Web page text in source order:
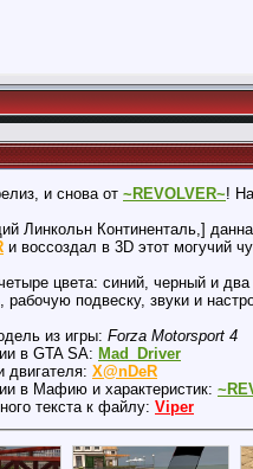
и снова от ~REVOLVER~!
Линкольн Континенталь,]
и воссоздал в 3D этот могучий
цвета: синий, черный и
рабочую подвеску, звуки и
из игры: Forza Motorsport 4
в GTA SA: Mad_Driver
двигателя: X@nDeR
в Мафию и характеристик:
текста к файлу: Viper